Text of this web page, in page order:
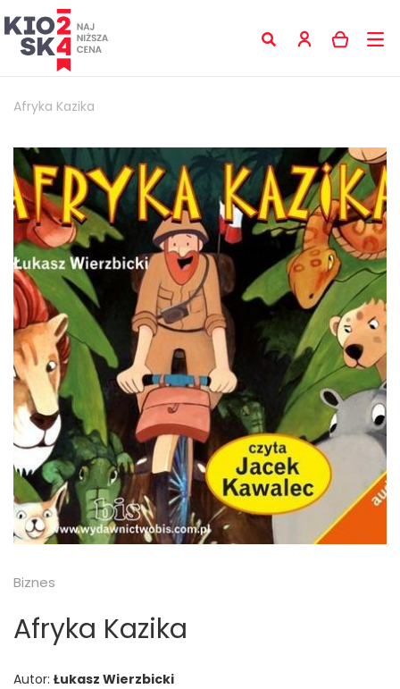
Afryka Kazika
Biznes
Afryka Kazika
Autor: Łukasz Wierzbicki